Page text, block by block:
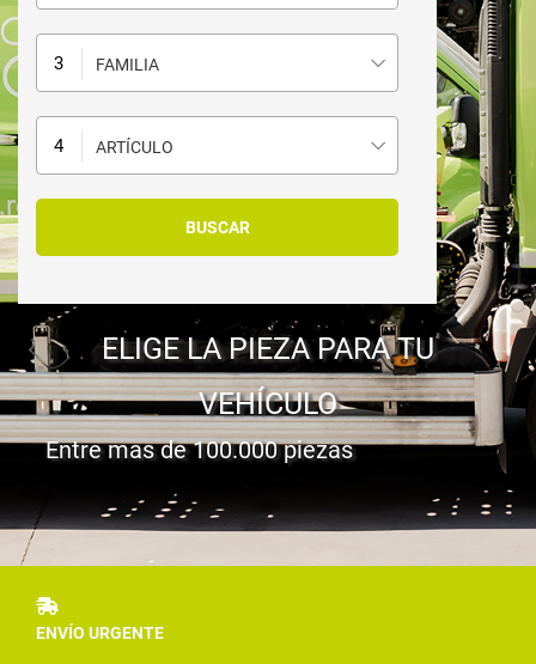
FAMILIA
ARTÍCULO
ELIGE LA PIEZA PARA TU
VEHÍCULO
Entre mas de 100.000 piezas
ENVÍO URGENTE